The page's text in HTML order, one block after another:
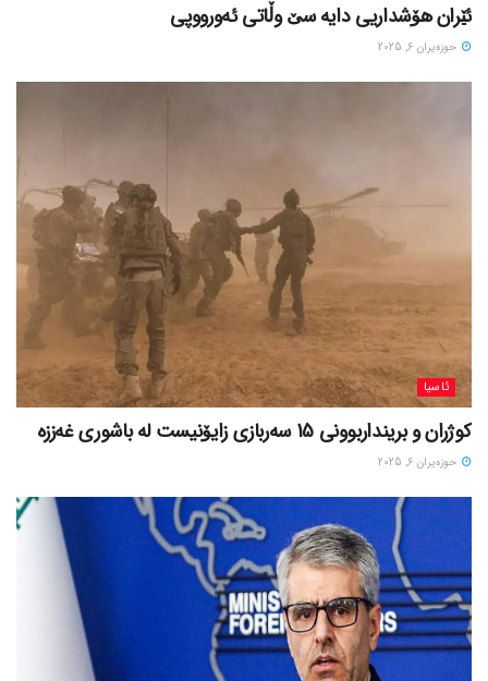
ئێران هۆشداریی دایە سێ وڵاتی ئەورووپی
حوزه‌یران 6, 2025
ئاسیا
کوژران و برینداربوونی 15 سەربازی زایۆنیست لە باشوری غەززە
حوزه‌یران 6, 2025